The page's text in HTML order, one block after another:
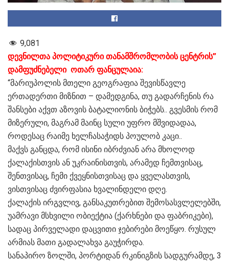
9,081
დევნილთა პოლიტიკური თანამშრომლობის ცენტრის”
დამფუძნებელი ოთარ ფანცულაია:
“მარიუპოლის მთელი გეოგრაფია შევისწავლე
ერთადერთი მიზნით – დამედგინა, თუ გადარჩენის რა
შანსები აქვთ აზოვის ბატალიონის ბიჭებს.. გვესმის რომ
მიზერული, მაგრამ მაინც სული უფრო მშვიდადაა,
როდესაც რაიმე ხელჩასაჭიდს პოულობ კაცი..
მაქვს განცდა, რომ ისინი იბრძვიან არა მხოლოდ
ქალაქისთვის ან უკრაინისთვის, არამედ ჩემთვისაც,
შენთვისაც, ჩემი ქვეყნისთვისაც და ყველასთვის,
ვისთვისაც ძვირფასია ხვალინდელი დღე.
ქალაქის ირგვლივ, განსაკუთრებით შემოსასვლელებში,
უამრავი მსხვილი ობიექტია (ქარხნები და ფაბრიკები),
სადაც პირველადი დაცვითი ჯებირები მოეწყო. რუსულ
არმიას მათი გადალახვა გაუჭირდა.
სანაპირო ზოლში, პორტიდან რკინიგზის სადგურამდე, 3